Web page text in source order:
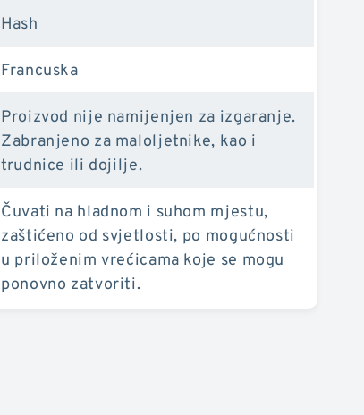
Hash
Francuska
Proizvod nije namijenjen za izgaranje.
Zabranjeno za maloljetnike, kao i
trudnice ili dojilje.
Čuvati na hladnom i suhom mjestu,
zaštićeno od svjetlosti, po mogućnosti
u priloženim vrećicama koje se mogu
ponovno zatvoriti.